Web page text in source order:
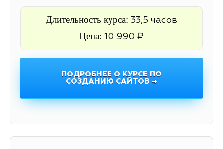
Длительность курса: 33,5 часов
Цена: 10 990 ₽
ПОДРОБНЕЕ О КУРСЕ ПО
СОЗДАНИЮ САЙТОВ →